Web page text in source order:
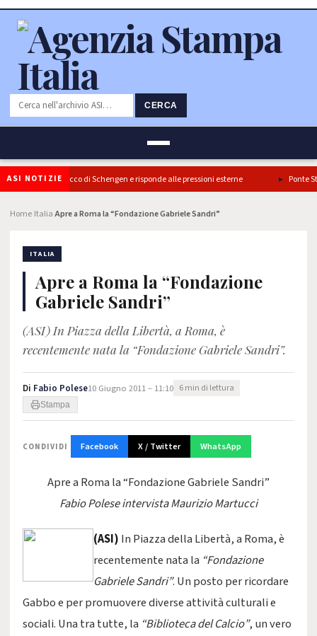
CERCA
ASI NOTIZIE
il blocco di Schengen e risponde alle pressioni esterne Ponte
Home Italia ›Apre a Roma la “Fondazione Gabriele Sandri”
ITALIA
Apre a Roma la “Fondazione
Gabriele Sandri”
(ASI) In Piazza della Libertà, a Roma, è
recentemente nata la “Fondazione Gabriele Sandri”.
Di Fabio Polese10 Giugno 2011 – 11:10 6 min di lettura
Stampa
CONDIVIDI Facebook X / Twitter WhatsApp
Apre a Roma la “Fondazione Gabriele Sandri”
Fabio Polese intervista Maurizio Martucci
(ASI) In Piazza della Libertà, a Roma, è
recentemente nata la “Fondazione
Gabriele Sandri”. Un posto per ricordare
Gabbo e per promuovere diverse attività culturali e
sociali. Una tra tutte, la “Biblioteca del Calcio”, un vero